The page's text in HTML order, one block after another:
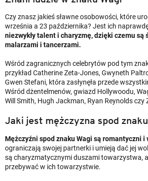
Czy znasz jakieś sławne osobowości, które
września a 23 października? Jest ich
niezwykły talent i charyzmę, dzięki czemu
malarzami i tancerzami.
Wśród zagranicznych celebrytów pod tym
przykład Catherine Zeta-Jones, Gwyneth
Gwen Stefani, która zasłynęła przede
Wśród dżentelmenów, gwiazd Hollywoodu,
Will Smith, Hugh Jackman, Ryan Reynolds czy
Jaki jest mężczyzna spod
Mężczyźni spod znaku Wagi są romantyczni i
ograniczają swojej partnerki i umieją dać jej
są charyzmatycznymi duszami towarzystwa,
przebywać w ich towarzystwie.